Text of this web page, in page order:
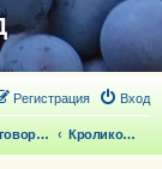
Вход
Регистрация
Разговоры обо всем что волнует Кролиководство